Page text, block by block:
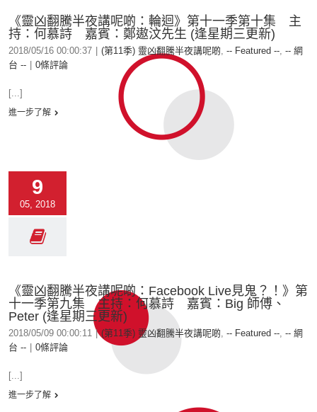
《靈凶翻騰半夜講呢啲：輪迴》第十一季第十集 主
持：何慕詩 嘉賓：鄭遨汶先生 (逢星期三更新)
2018/05/16 00:00:37 (第11季) 靈凶翻騰半夜講呢啲, -- Featured --, -- 網
台 --
0條評論
[...]
進一步了解
9
05, 2018
《靈凶翻騰半夜講呢啲：Facebook Live見鬼？！》第
十一季第九集 主持：何慕詩 嘉賓：Big 師傅、
Peter (逢星期三更新)
2018/05/09 00:00:11 | (第11季) 靈凶翻騰半夜講呢啲, -- Featured --, -- 網
台 --
0條評論
[...]
進一步了解